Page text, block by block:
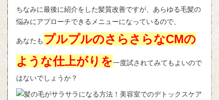
ちなみに最後に紹介をした髪質改善ですが、あらゆる毛髪の
悩みにアプローチできるメニューになっているので、
あなたも プルプルのさらさらなCMの
ような仕上がりを一度試されてみてもよいので
はないでしょうか？